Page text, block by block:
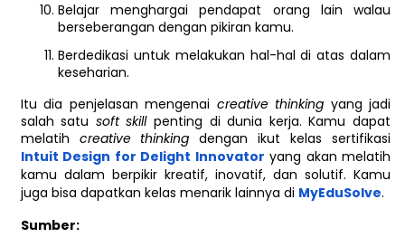
Belajar menghargai pendapat orang lain walau
berseberangan dengan pikiran kamu.
Berdedikasi untuk melakukan hal-hal di atas dalam
keseharian.
Itu dia penjelasan mengenai creative thinking yang jadi
salah satu soft skillpenting di dunia kerja. Kamu dapat
melatih creative thinkingdengan ikut kelas sertifikasi
Intuit Design for Delight Innovator yang akan melatih
kamu dalam berpikir kreatif, inovatif, dan solutif. Kamu
juga bisa dapatkan kelas menarik lainnya di MyEduSolve.
Sumber: